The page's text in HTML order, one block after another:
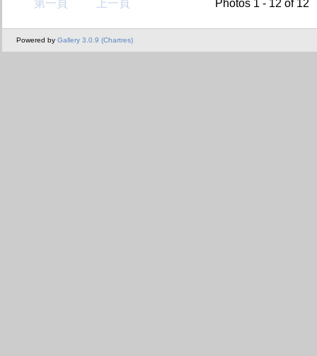
第一頁 上一頁 Photos 1 - 12 of 12
Powered by Gallery 3.0.9 (Chartres)